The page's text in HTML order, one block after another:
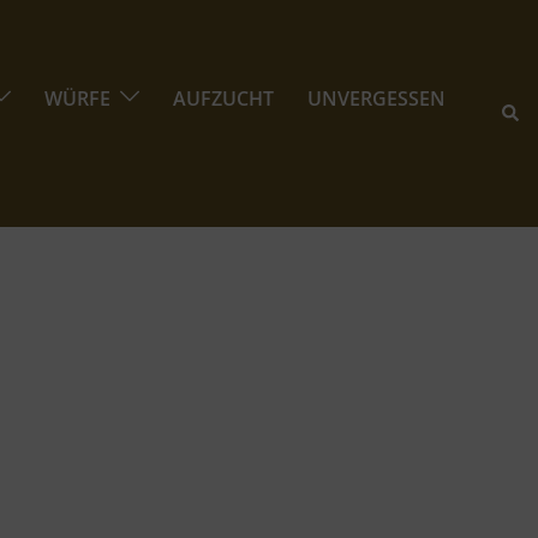
WÜRFE AUFZUCHT UNVERGESSEN